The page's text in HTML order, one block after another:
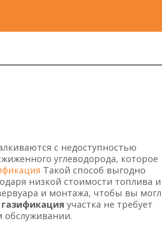
с недоступностью
углеводорода, которое
Такой способ выгодно
низкой стоимости топлива и
и монтажа, чтобы вы
газификация участка не требует
обслуживании.